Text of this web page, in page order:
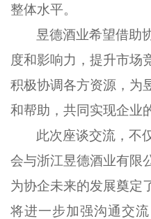
整体水平。
昱德酒业希望借助
度和影响力，提升市场
积极协调各方资源，为
和帮助，共同实现企业
此次座谈交流，不
会与浙江昱德酒业有限
为协企未来的发展奠定
将进一步加强沟通交